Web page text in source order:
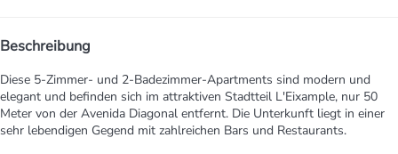
Beschreibung
Diese 5-Zimmer- und 2-Badezimmer-Apartments sind modern und
elegant und befinden sich im attraktiven Stadtteil L'Eixample, nur 50
Meter von der Avenida Diagonal entfernt. Die Unterkunft liegt in einer
sehr lebendigen Gegend mit zahlreichen Bars und Restaurants.